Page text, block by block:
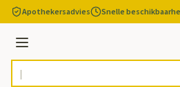
Ga naar de inhoud
Apothekersadvies Snelle
Menu
Product, merk, categorie...